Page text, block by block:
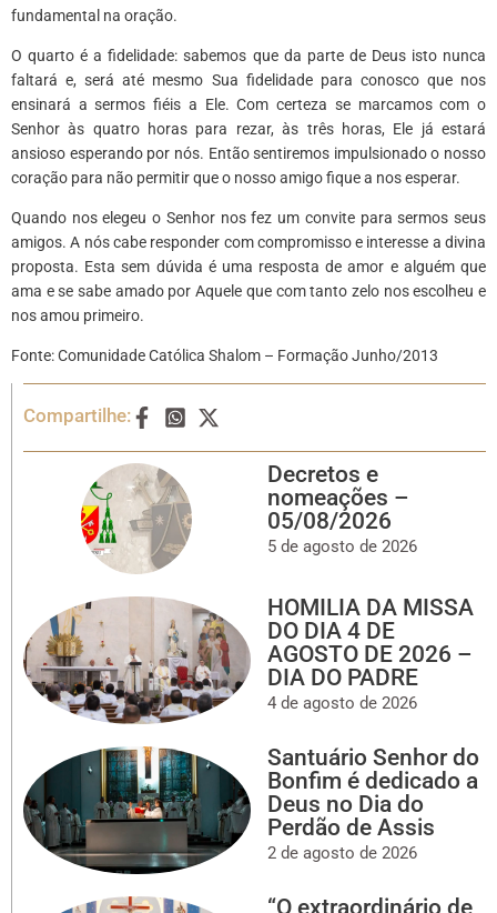
fundamental na oração.
O quarto é a fidelidade: sabemos que da parte de Deus isto nunca
faltará e, será até mesmo Sua fidelidade para conosco que nos
ensinará a sermos fiéis a Ele. Com certeza se marcamos com o
Senhor às quatro horas para rezar, às três horas, Ele já estará
ansioso esperando por nós. Então sentiremos impulsionado o nosso
coração para não permitir que o nosso amigo fique a nos esperar.
Quando nos elegeu o Senhor nos fez um convite para sermos seus
amigos. A nós cabe responder com compromisso e interesse a divina
proposta. Esta sem dúvida é uma resposta de amor e alguém que
ama e se sabe amado por Aquele que com tanto zelo nos escolheu e
nos amou primeiro.
Fonte: Comunidade Católica Shalom – Formação Junho/2013
Compartilhe:
Decretos e
nomeações –
05/08/2026
5 de agosto de 2026
HOMILIA DA MISSA
DO DIA 4 DE
AGOSTO DE 2026 –
DIA DO PADRE
4 de agosto de 2026
Santuário Senhor do
Bonfim é dedicado a
Deus no Dia do
Perdão de Assis
2 de agosto de 2026